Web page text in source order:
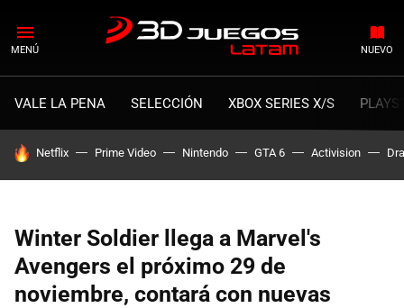
MENÚ NUEVO
VALE LA PENA SELECCIÓN XBOX SERIES X/S
HOY SE HABLA DE
Netflix Prime Video Nintendo GTA 6 Activision
Winter Soldier llega a Marvel's
Avengers el próximo 29 de
noviembre, contará con nuevas